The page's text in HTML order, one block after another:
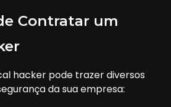
Contratar um
hacker pode trazer diversos
da sua empresa: